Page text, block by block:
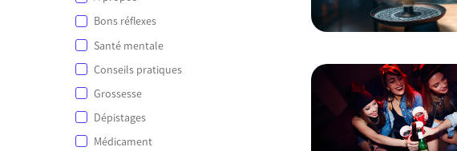
Bons réflexes
Santé mentale
Conseils pratiques
Grossesse
Dépistages
Médicament